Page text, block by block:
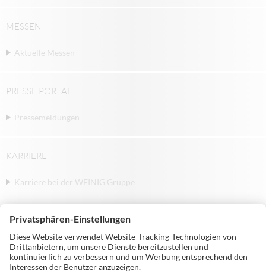
MESSEN
Aktuelle Messen
PRESSE PORTAL
Pressemeldungen
KARRIERE
Karriere bei der WEINIG Gruppe